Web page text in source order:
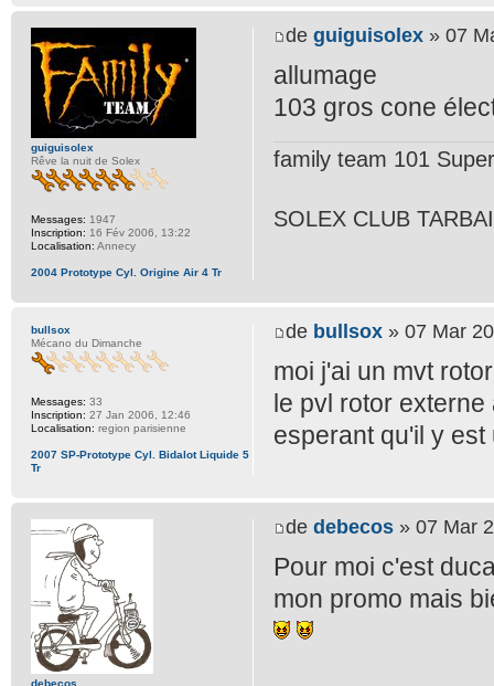
de guiguisolex » 07
allumage
103 gros cone
family team 101
SOLEX CLUB
guiguisolex
Rêve la nuit de Solex
Messages: 1947
Inscription: 16 Fév 2006, 13:22
Localisation: Annecy
2004 Prototype Cyl. Origine Air 4 Tr
de bullsox » 07 Mar
moi j'ai un mvt
le pvl rotor
esperant qu'il y
bullsox
Mécano du Dimanche
Messages: 33
Inscription: 27 Jan 2006, 12:46
Localisation: region parisienne
2007 SP-Prototype Cyl. Bidalot Liquide 5
Tr
de debecos » 07 Mar
Pour moi c'est
mon promo mais
debecos